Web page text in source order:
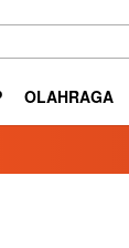
OLAHRAGA
Minim